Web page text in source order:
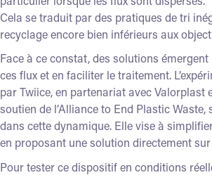
Cela se traduit par des pratiques de tri
recyclage encore bien inférieurs aux
Face à ce constat, des solutions
ces flux et en faciliter le traitement.
par Twiice, en partenariat avec Valorplast
soutien de l’Alliance to End Plastic Waste,
dans cette dynamique. Elle vise à
en proposant une solution directement
Pour tester ce dispositif en conditions